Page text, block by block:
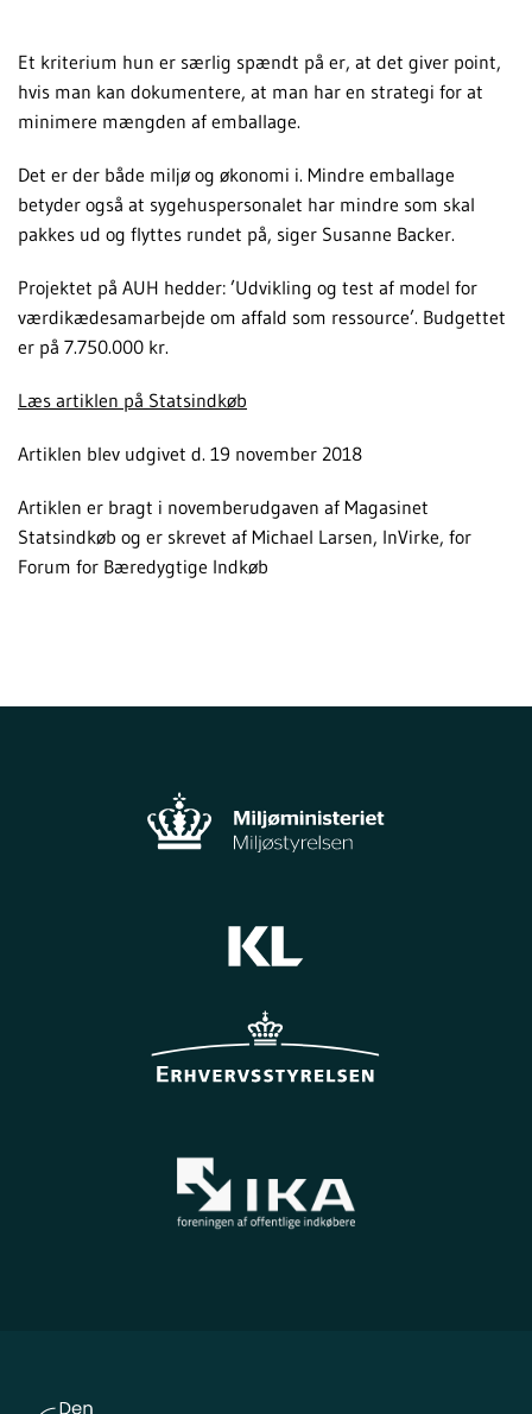
Et kriterium hun er særlig spændt på er, at det giver point,
hvis man kan dokumentere, at man har en strategi for at
minimere mængden af emballage.
Det er der både miljø og økonomi i. Mindre emballage
betyder også at sygehuspersonalet har mindre som skal
pakkes ud og flyttes rundet på, siger Susanne Backer.
Projektet på AUH hedder: ’Udvikling og test af model for
værdikædesamarbejde om affald som ressource’. Budgettet
er på 7.750.000 kr.
Læs artiklen på Statsindkøb
Artiklen blev udgivet d. 19 november 2018
Artiklen er bragt i novemberudgaven af Magasinet
Statsindkøb og er skrevet af Michael Larsen, InVirke, for
Forum for Bæredygtige Indkøb